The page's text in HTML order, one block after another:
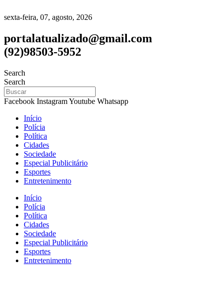
sexta-feira, 07, agosto, 2026
portalatualizado@gmail.com
(92)98503-5952
Search
Search
Facebook InstagramYoutube Whatsapp
Início
Polícia
Política
Cidades
Sociedade
Especial Publicitário
Esportes
Entretenimento
Início
Polícia
Política
Cidades
Sociedade
Especial Publicitário
Esportes
Entretenimento